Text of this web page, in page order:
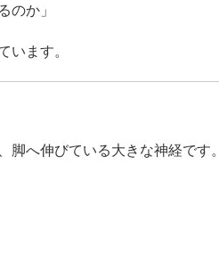
のか」
います。
脚へ伸びている大きな神経です。